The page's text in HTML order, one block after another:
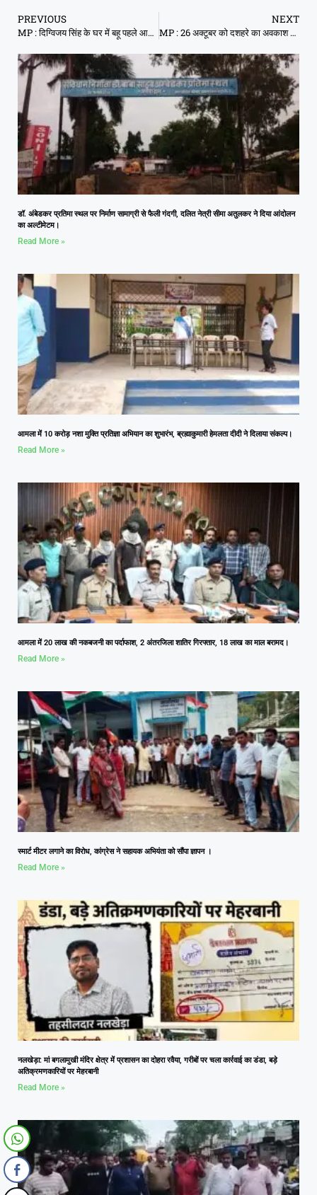
PREVIOUS
MP : दिग्विजय सिंह के घर में बहू पहले आई, सास बाद में: मंत्री गिर्राज दंडोतिया
NEXT
MP : 26 अक्टूबर को दशहरे का अवकाश घोषित, सीएम शिवराज ने किया ऐलान
डॉ. अंबेडकर प्रतिमा स्थल पर निर्माण सामाग्री से फैली गंदगी, दलित नेत्री सीमा अतुलकर ने दिया आंदोलन
का अल्टीमेटम।
Read More »
आमला में 10 करोड़ नशा मुक्ति प्रतिज्ञा अभियान का शुभारंभ, ब्रह्माकुमारी हेमलता दीदी ने दिलाया संकल्प।
Read More »
आमला में 20 लाख की नकबजनी का पर्दाफाश, 2 अंतरजिला शातिर गिरफ्तार, 18 लाख का माल बरामद।
Read More »
स्मार्ट मीटर लगाने का विरोध, कांग्रेस ने सहायक अभियंता को सौंपा ज्ञापन ।
Read More »
नलखेड़ा: मां बगलामुखी मंदिर क्षेत्र में प्रशासन का दोहरा रवैया, गरीबों पर चला कार्रवाई का डंडा, बड़े
अतिक्रमणकारियों पर मेहरबानी
Read More »